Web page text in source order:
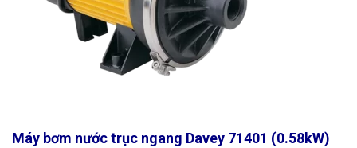
Máy bơm nước trục ngang Davey 71401 (0.58kW)